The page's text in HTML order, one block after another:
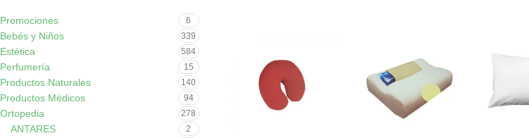
Promociones 6
Bebés y Niños 339
Estética 584
Perfumería 15
Productos Naturales 140
Productos Médicos 94
Ortopedia 278
ANTARES 2